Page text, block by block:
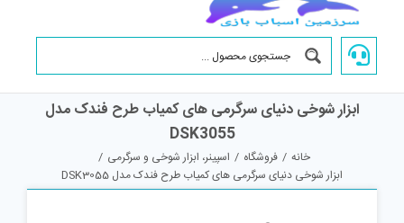
ابزار شوخی دنیای سرگرمی های کمیاب طرح فندک مدل
DSK3055
خانه / فروشگاه / اسپینر، ابزار شوخی و سرگرمی /
ابزار شوخی دنیای سرگرمی های کمیاب طرح فندک مدل DSK3055